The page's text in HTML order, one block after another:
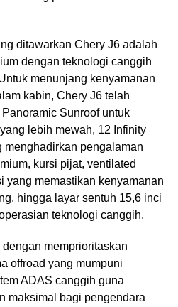
ditawarkan Chery J6 adalah
dengan teknologi canggih
menunjang kenyamanan
kabin, Chery J6 telah
Sunroof untuk
lebih mewah, 12 Infinity
menghadirkan pengalaman
kursi pijat, ventilated
yang memastikan kenyamanan
hingga layar sentuh 15,6 inci
teknologi canggih.
memprioritaskan
offroad yang mumpuni
ADAS canggih guna
maksimal bagi pengendara